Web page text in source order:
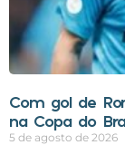
Com gol de
na Copa do
5 de agosto de 2026